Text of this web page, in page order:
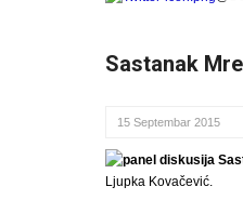
Sastanak
15 Septembar 2015
Ljupka Kovačević.